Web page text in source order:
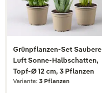
Grünpflanzen-Set Saubere
Luft Sonne-Halbschatten,
Topf-Ø 12 cm, 3 Pflanzen
Variante: 3 Pflanzen